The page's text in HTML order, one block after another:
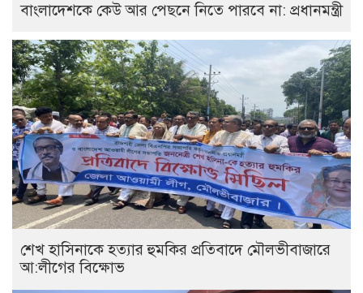
বাংলাদেশকে কেউ আর পেছনে নিতে পারবে না: প্রধানমন্ত্রী
শেখ হাসিনাকে হত্যার হুমকির প্রতিবাদে মৌলভীবাজারে
আ:লীগের বিক্ষোভ